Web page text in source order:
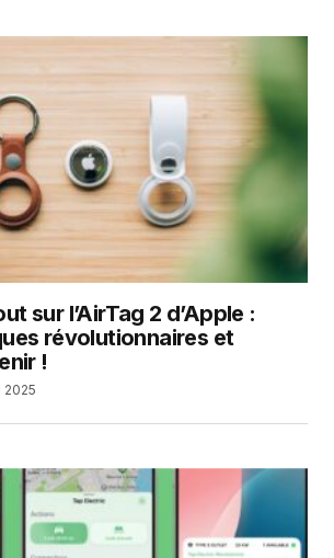
sur l’AirTag 2 d’Apple :
révolutionnaires et
!
2025